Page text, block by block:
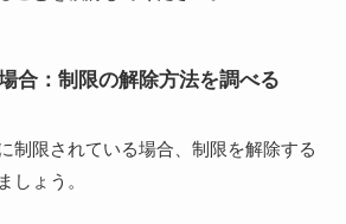
合：制限の解除方法を調べる
制限されている場合、制限を解除する
しょう。